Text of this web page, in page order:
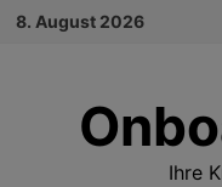
Zum
8. August 2026
Ihre